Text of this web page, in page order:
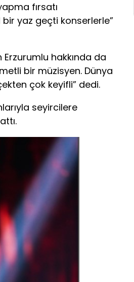
fırsatı
yaz geçti konserlerle”
hakkında da
bir müzisyen. Dünya
çok keyifli” dedi.
seyircilere